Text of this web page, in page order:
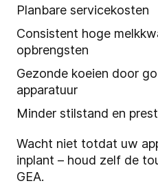
Planbare servicekosten
Consistent hoge
opbrengsten
Gezonde koeien door
apparatuur
Minder stilstand en
Wacht niet totdat uw
inplant – houd zelf de
GEA.